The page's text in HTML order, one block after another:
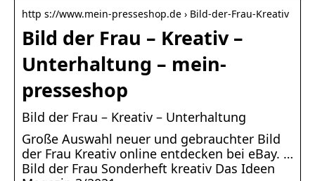
http s://www.mein-presseshop.de › Bild-der-Frau-Kreativ
Bild der Frau – Kreativ –
Unterhaltung – mein-
presseshop
Bild der Frau – Kreativ – Unterhaltung
Große Auswahl neuer und gebrauchter Bild
der Frau Kreativ online entdecken bei eBay. …
Bild der Frau Sonderheft kreativ Das Ideen